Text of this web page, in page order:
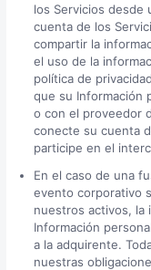
los Servicios desde
cuenta de los
compartir la
el uso de la
política de
que su Información
o con el proveedor
conecte su cuenta
participe en el
En el caso de una
evento corporativo
nuestros activos, la
Información
a la adquirente.
nuestras